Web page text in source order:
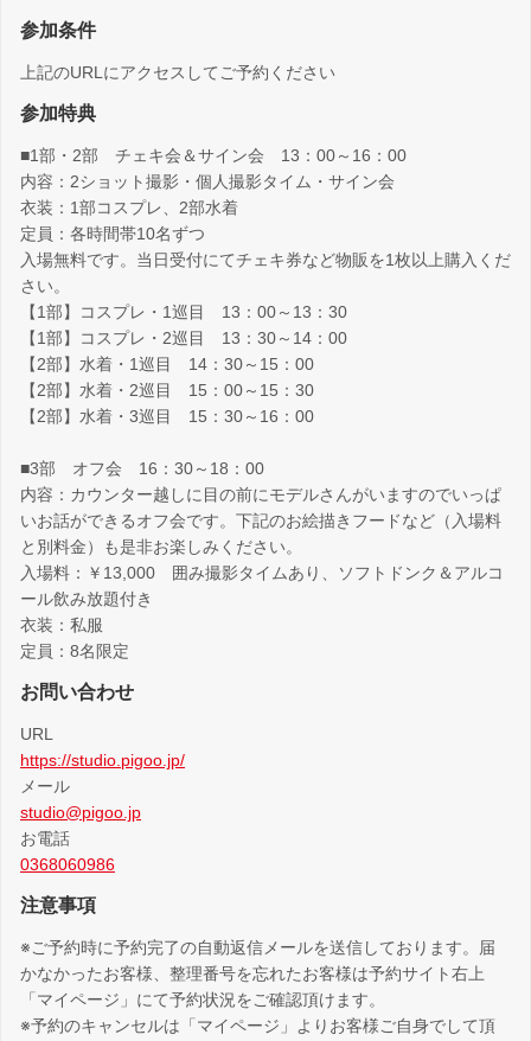
参加条件
上記のURLにアクセスしてご予約ください
参加特典
■1部・2部 チェキ会＆サイン会 13：00～16：00
内容：2ショット撮影・個人撮影タイム・サイン会
衣装：1部コスプレ、2部水着
定員：各時間帯10名ずつ
入場無料です。当日受付にてチェキ券など物販を1枚以上購入くだ
さい。
【1部】コスプレ・1巡目 13：00～13：30
【1部】コスプレ・2巡目 13：30～14：00
【2部】水着・1巡目 14：30～15：00
【2部】水着・2巡目 15：00～15：30
【2部】水着・3巡目 15：30～16：00
■3部 オフ会 16：30～18：00
内容：カウンター越しに目の前にモデルさんがいますのでいっぱ
いお話ができるオフ会です。下記のお絵描きフードなど（入場料
と別料金）も是非お楽しみください。
入場料：￥13,000 囲み撮影タイムあり、ソフトドンク＆アルコ
ール飲み放題付き
衣装：私服
定員：8名限定
お問い合わせ
URL
https://studio.pigoo.jp/
メール
studio@pigoo.jp
お電話
0368060986
注意事項
※ご予約時に予約完了の自動返信メールを送信しております。届
かなかったお客様、整理番号を忘れたお客様は予約サイト右上
「マイページ」にて予約状況をご確認頂けます。
※予約のキャンセルは「マイページ」よりお客様ご自身でして頂